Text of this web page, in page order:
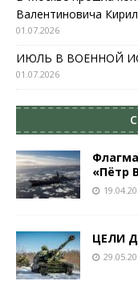
Валентиновича
01.07.2026
ИЮЛЬ В ВОЕННОЙ
01.07.2026
«Пётр
ЦЕЛИ